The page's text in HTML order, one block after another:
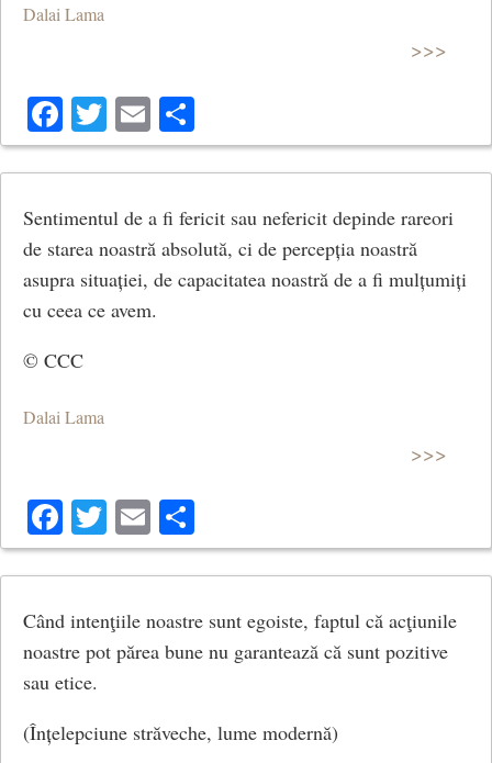
Dalai Lama
>>>
Facebook
Twitter
Email
Sentimentul de a fi fericit sau nefericit depinde rareori
de starea noastră absolută, ci de percepția noastră
asupra situației, de capacitatea noastră de a fi mulțumiți
cu ceea ce avem.
© CCC
Dalai Lama
>>>
Facebook
Twitter
Email
Când intenţiile noastre sunt egoiste, faptul că acţiunile
noastre pot părea bune nu garantează că sunt pozitive
sau etice.
(Înțelepciune străveche, lume modernă)